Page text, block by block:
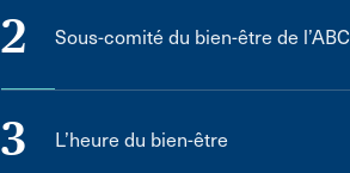
2 Sous-comité du bien-être de l’ABC
3 L’heure du bien-être